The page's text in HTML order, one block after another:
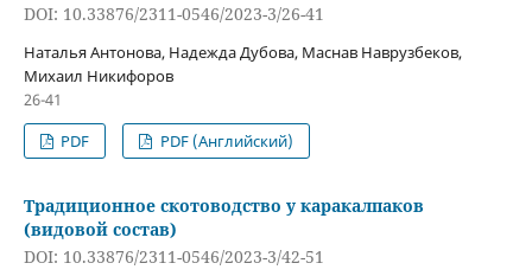
DOI: 10.33876/2311-0546/2023-3/26-41
Наталья Антонова, Надежда Дубова, Маснав Наврузбеков,
Михаил Никифоров
26-41
PDF
PDF (Английский)
Традиционное скотоводство у каракалпаков
(видовой состав)
DOI: 10.33876/2311-0546/2023-3/42-51